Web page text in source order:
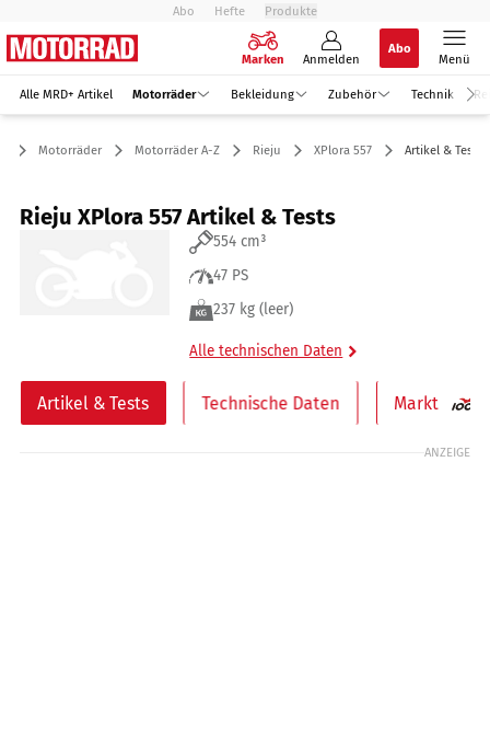
Abo Hefte Produkte
Marken Anmelden
Abo
Menü
Alle MRD+ Artikel Motorräder Bekleidung Zubehör Technik
Motorräder Motorräder A-Z Rieju XPlora 557 Artikel & Tests
Rieju XPlora 557 Artikel & Tests
554 cm³
47 PS
237 kg (leer)
Alle technischen Daten
Artikel & Tests Technische Daten Markt
ANZEIGE